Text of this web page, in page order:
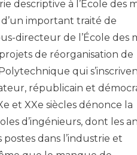
descriptive à l’École des
important traité de
directeur de l’École des
de réorganisation de
qui
républicain et
et XXe siècles dénonce la
d’ingénieurs, dont les
dans l’industrie et